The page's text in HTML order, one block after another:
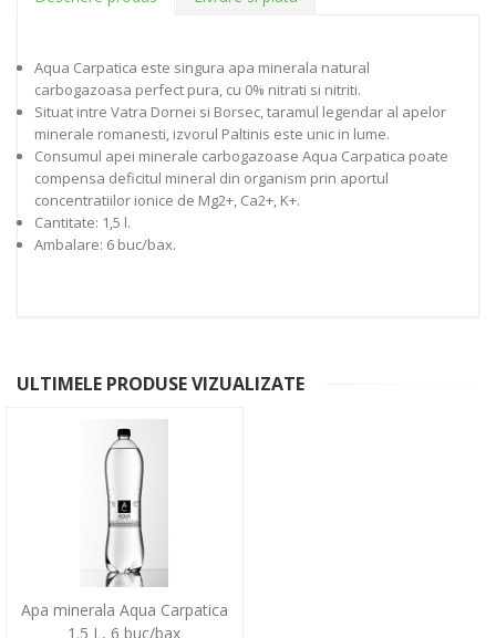
Aqua Carpatica este singura apa minerala natural
carbogazoasa perfect pura, cu 0% nitrati si nitriti.
Situat intre Vatra Dornei si Borsec, taramul legendar al apelor
minerale romanesti, izvorul Paltinis este unic in lume.
Consumul apei minerale carbogazoase Aqua Carpatica poate
compensa deficitul mineral din organism prin aportul
concentratiilor ionice de Mg2+, Ca2+, K+.
Cantitate: 1,5 l.
Ambalare: 6 buc/bax.
ULTIMELE PRODUSE VIZUALIZATE
Apa minerala Aqua Carpatica
1.5 L, 6 buc/bax